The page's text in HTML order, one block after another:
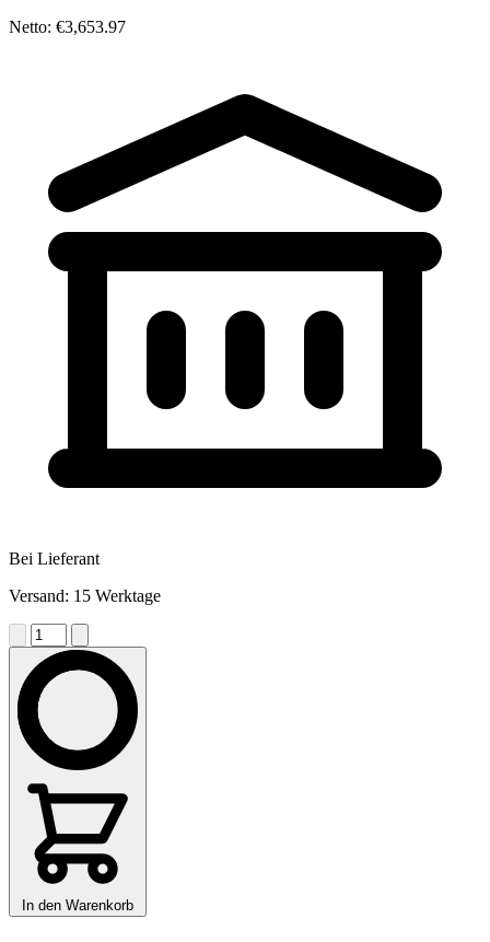
Netto: €3,653.97
Bei Lieferant
Versand: 15 Werktage
In den Warenkorb